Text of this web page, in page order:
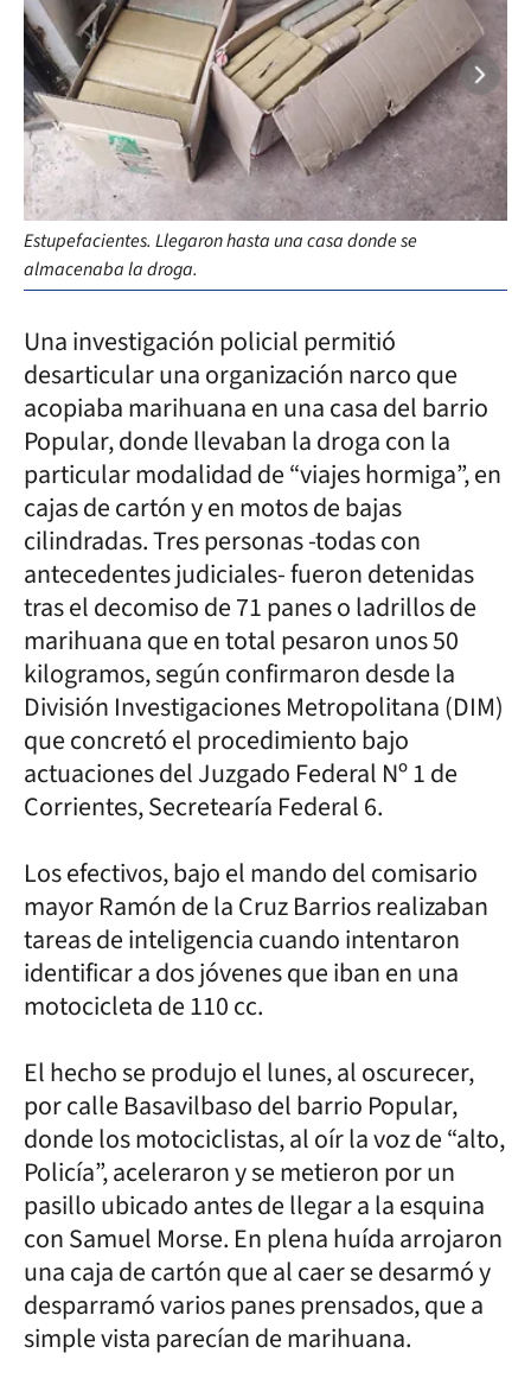
Estupefacientes. Llegaron hasta una casa donde se
almacenaba la droga.
Una investigación policial permitió
desarticular una organización narco que
acopiaba marihuana en una casa del barrio
Popular, donde llevaban la droga con la
particular modalidad de “viajes hormiga”, en
cajas de cartón y en motos de bajas
cilindradas. Tres personas -todas con
antecedentes judiciales- fueron detenidas
tras el decomiso de 71 panes o ladrillos de
marihuana que en total pesaron unos 50
kilogramos, según confirmaron desde la
División Investigaciones Metropolitana (DIM)
que concretó el procedimiento bajo
actuaciones del Juzgado Federal Nº 1 de
Corrientes, Secretearía Federal 6.
Los efectivos, bajo el mando del comisario
mayor Ramón de la Cruz Barrios realizaban
tareas de inteligencia cuando intentaron
identificar a dos jóvenes que iban en una
motocicleta de 110 cc.
El hecho se produjo el lunes, al oscurecer,
por calle Basavilbaso del barrio Popular,
donde los motociclistas, al oír la voz de “alto,
Policía”, aceleraron y se metieron por un
pasillo ubicado antes de llegar a la esquina
con Samuel Morse. En plena huída arrojaron
una caja de cartón que al caer se desarmó y
desparramó varios panes prensados, que a
simple vista parecían de marihuana.